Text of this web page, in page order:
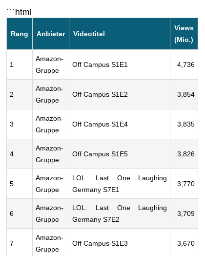
```html
Rang Anbieter Videotitel
Views
(Mio.)
1
Amazon-
Gruppe
Off Campus S1E1 4,736
2
Amazon-
Gruppe
Off Campus S1E2 3,854
3
Amazon-
Gruppe
Off Campus S1E4 3,835
4
Amazon-
Gruppe
Off Campus S1E5 3,826
5
Amazon-
Gruppe
LOL: Last One Laughing
Germany S7E1
3,770
6
Amazon-
Gruppe
LOL: Last One Laughing
Germany S7E2
3,709
7
Amazon-
Gruppe
Off Campus S1E3 3,670